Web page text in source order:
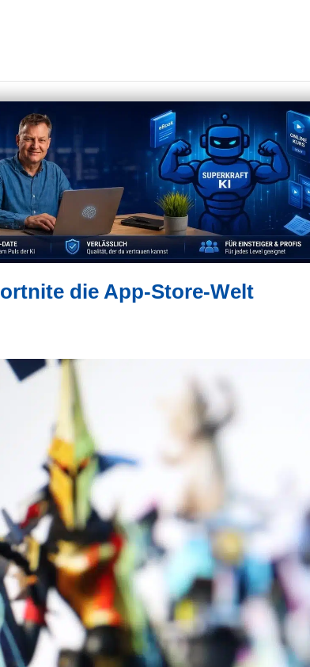
die App-Store-Welt